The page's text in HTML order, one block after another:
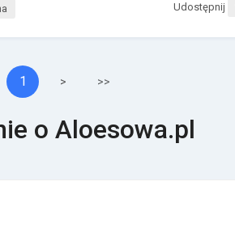
Udostępnij
1 > >>
o Aloesowa.pl